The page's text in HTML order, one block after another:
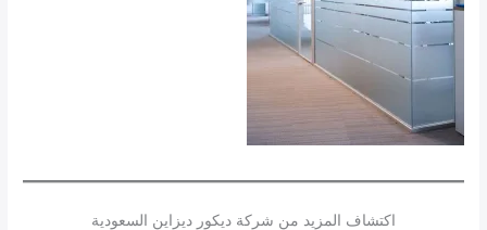
اكتشاف المزيد من شركة ديكور ديزاين السعودية